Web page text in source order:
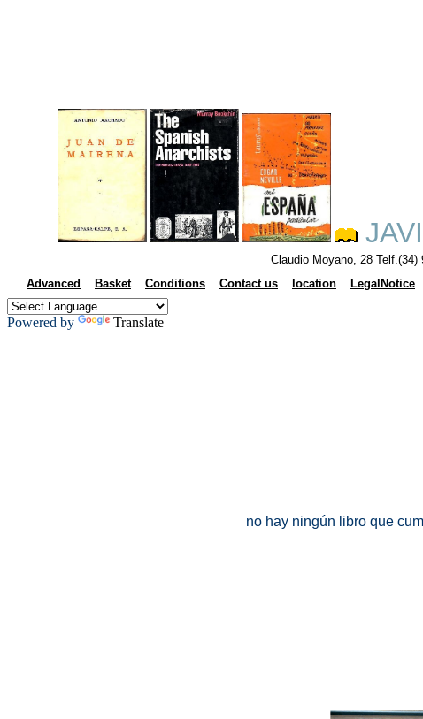
Claudio Moyano, 28
Advanced Basket Conditions Contact us location LegalNotice
Powered by Translate
no hay ningún libro que